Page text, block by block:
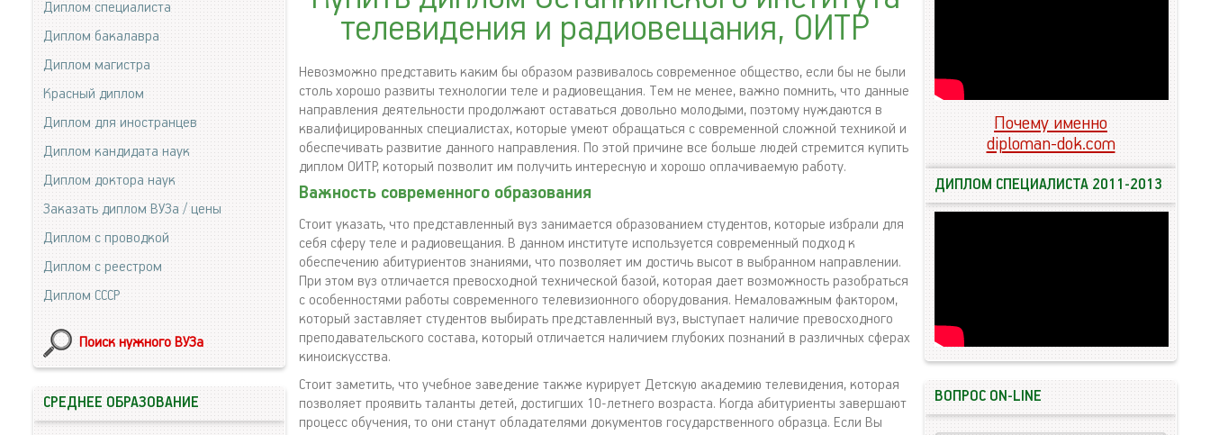
телевидения и радиовещания, ОИТР
Невозможно представить каким бы образом развивалось современное общество, если бы не были
столь хорошо развиты технологии теле и радиовещания. Тем не менее, важно помнить, что данные
направления деятельности продолжают оставаться довольно молодыми, поэтому нуждаются в
квалифицированных специалистах, которые умеют обращаться с современной сложной техникой и
обеспечивать развитие данного направления. По этой причине все больше людей стремится купить
диплом ОИТР, который позволит им получить интересную и хорошо оплачиваемую работу.
Важность современного образования
Стоит указать, что представленный вуз занимается образованием студентов, которые избрали для
себя сферу теле и радиовещания. В данном институте используется современный подход к
обеспечению абитуриентов знаниями, что позволяет им достичь высот в выбранном направлении.
При этом вуз отличается превосходной технической базой, которая дает возможность разобраться
с особенностями работы современного телевизионного оборудования. Немаловажным фактором,
который заставляет студентов выбирать представленный вуз, выступает наличие превосходного
преподавательского состава, который отличается наличием глубоких познаний в различных сферах
киноискусства.
Стоит заметить, что учебное заведение также курирует Детскую академию телевидения, которая
позволяет проявить таланты детей, достигших 10-летнего возраста. Когда абитуриенты завершают
процесс обучения, то они станут обладателями документов государственного образца. Если Вы
Диплом специалиста
Диплом бакалавра
Диплом магистра
Красный диплом
Диплом для иностранцев
Диплом кандидата наук
Диплом доктора наук
Заказать диплом ВУЗа / цены
Диплом с проводкой
Диплом с реестром
Диплом СССР
Поиск нужного ВУЗа
СРЕДНЕЕ ОБРАЗОВАНИЕ
Почему именно
diploman-dok.com
ДИПЛОМ СПЕЦИАЛИСТА 2011-2013
ВОПРОС ON-LINE